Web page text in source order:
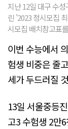
지난 12일 대구 수
린 '2023 정시모집
시모집 배치참고표
이번 수능에서
험생 비중은 줄
세가 두드러질
13일 서울중등
고3 수험생 2만